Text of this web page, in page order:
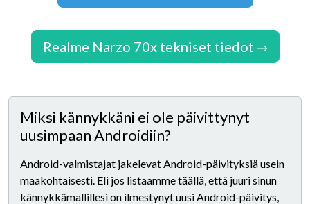
Realme Narzo 70x tekniset tiedot
Miksi kännykkäni ei ole päivittynyt
uusimpaan Androidiin?
Android-valmistajat jakelevat Android-päivityksiä usein
maakohtaisesti. Eli jos listaamme täällä, että juuri sinun
kännykkämallillesi on ilmestynyt uusi Android-päivitys,